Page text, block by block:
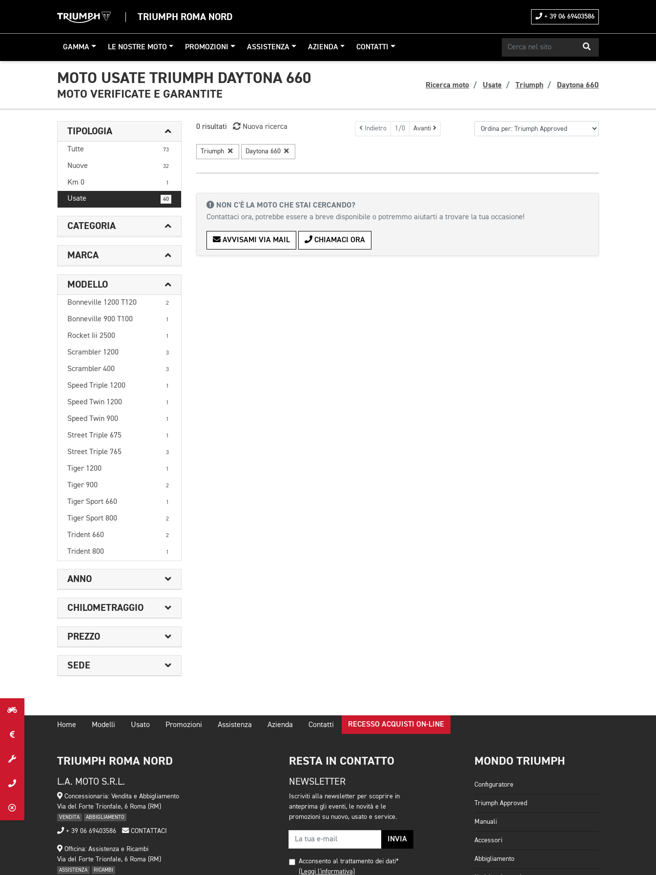
TRIUMPH ROMA NORD + 39 06 69403586
GAMMA LE NOSTRE MOTO PROMOZIONI ASSISTENZA AZIENDA CONTATTI
MOTO USATE TRIUMPH DAYTONA 660
MOTO VERIFICATE E GARANTITE
Ricerca moto Usate Triumph Daytona 660
TIPOLOGIA
Tutte 73
Nuove 32
Km 0 1
Usate 40
CATEGORIA
MARCA
MODELLO
Bonneville 1200 T120 2
Bonneville 900 T100 1
Rocket Iii 2500 1
Scrambler 1200 3
Scrambler 400 3
Speed Triple 1200 1
Speed Twin 1200 1
Speed Twin 900 1
Street Triple 675 1
Street Triple 765 3
Tiger 1200 1
Tiger 900 2
Tiger Sport 660 1
Tiger Sport 800 2
Trident 660 2
Trident 800 1
ANNO
CHILOMETRAGGIO
PREZZO
SEDE
0 risultati Nuova ricerca Indietro 1/0 Avanti
Triumph Daytona 660
NON C'È LA MOTO CHE STAI CERCANDO?
Contattaci ora, potrebbe essere a breve disponibile o potremmo aiutarti a trovare la tua occasione!
AVVISAMI VIA MAIL CHIAMACI ORA
Home Modelli Usato Promozioni Assistenza Azienda Contatti RECESSO ACQUISTI ON-LINE
TRIUMPH ROMA NORD
L.A. MOTO S.R.L.
Concessionaria: Vendita e Abbigliamento
Via del Forte Trionfale, 6 Roma (RM)
VENDITA ABBIGLIAMENTO
+ 39 06 69403586 CONTATTACI
Officina: Assistenza e Ricambi
Via del Forte Trionfale, 6 Roma (RM)
ASSISTENZA RICAMBI
RESTA IN CONTATTO
NEWSLETTER
Iscriviti alla newsletter per scoprire in
anteprima gli eventi, le novità e le
promozioni su nuovo, usato e service.
INVIA
Acconsento al trattamento dei dati*
(Leggi l'informativa)
MONDO TRIUMPH
Configuratore
Triumph Approved
Manuali
Accessori
Abbigliamento